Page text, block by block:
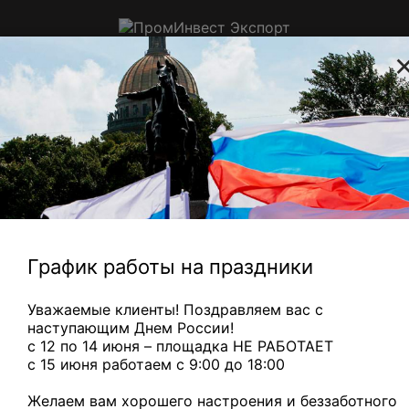
ПромИнвестЭкспорт
Приём цветного, электронного и
ювелирного лома в Санкт-
Петербурге
с медной трубкой— 310 ₽/кг Медный микс — 880 ₽/кг
Главная
Цветные
Сдать
покрытием
Алюминий покрытый серебром, чистый полностью
График работы на праздники
Уважаемые клиенты! Поздравляем вас с
наступающим Днем России!
с 12 по 14 июня – площадка НЕ РАБОТАЕТ
c 15 июня работаем с 9:00 до 18:00
Желаем вам хорошего настроения и беззаботного